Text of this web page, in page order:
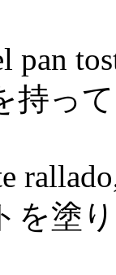
pan
持っ
を塗